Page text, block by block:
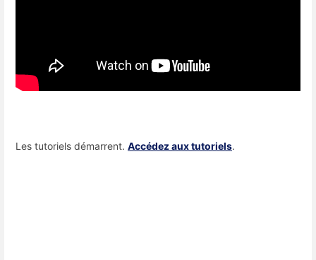
Les tutoriels démarrent. Accédez aux tutoriels.